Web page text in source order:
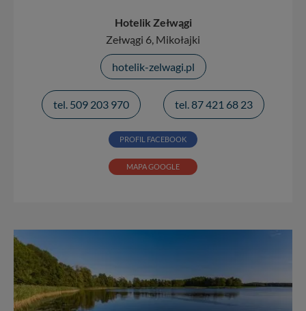
Hotelik Zełwągi
Zełwągi 6, Mikołajki
hotelik-zelwagi.pl
tel. 509 203 970 tel. 87 421 68 23
PROFIL FACEBOOK
MAPA GOOGLE